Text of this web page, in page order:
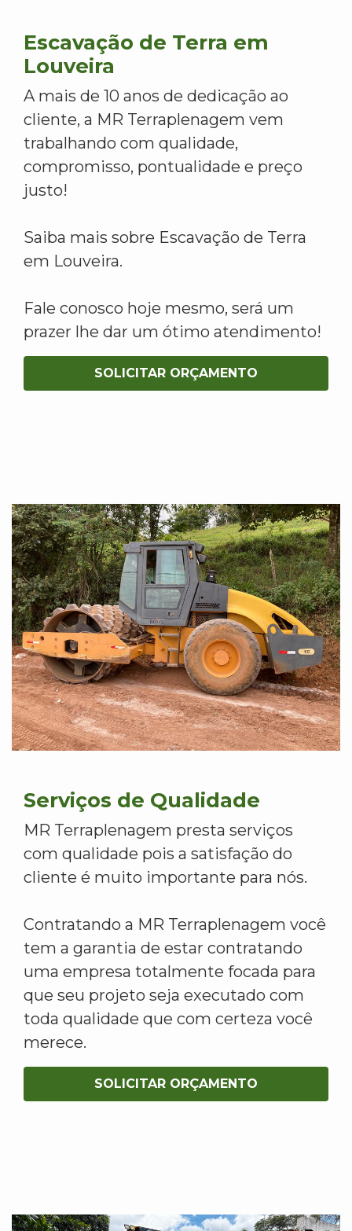
Escavação de Terra em
Louveira
A mais de 10 anos de dedicação ao
cliente, a MR Terraplenagem vem
trabalhando com qualidade,
compromisso, pontualidade e preço
justo!
Saiba mais sobre Escavação de Terra
em Louveira.
Fale conosco hoje mesmo, será um
prazer lhe dar um ótimo atendimento!
SOLICITAR ORÇAMENTO
Serviços de Qualidade
MR Terraplenagem presta serviços
com qualidade pois a satisfação do
cliente é muito importante para nós.
Contratando a MR Terraplenagem você
tem a garantia de estar contratando
uma empresa totalmente focada para
que seu projeto seja executado com
toda qualidade que com certeza você
merece.
SOLICITAR ORÇAMENTO